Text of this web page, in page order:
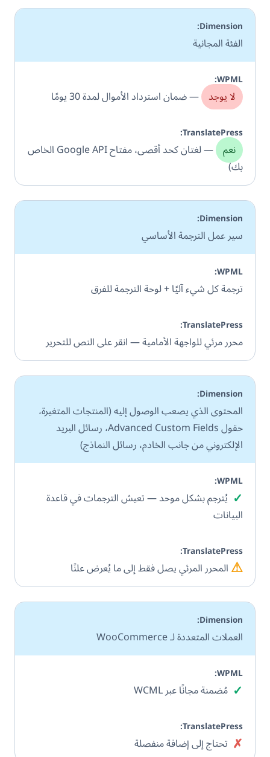
الفئة المجانية
لا يوجد — ضمان استرداد الأموال لمدة 30 يومًا
نعم
— لغتان كحد أقصى، مفتاح Google API الخاص
بك)
سير عمل الترجمة الأساسي
ترجمة كل شيء آليًا + لوحة الترجمة للفرق
محرر مرئي للواجهة الأمامية — انقر على النص للتحرير
المحتوى الذي يصعب الوصول إليه (المنتجات المتغيرة،
حقول Advanced Custom Fields، رسائل البريد
الإلكتروني من جانب الخادم، رسائل النماذج)
✓ نعم
يُترجم بشكل موحد — تعيش الترجمات في قاعدة
البيانات
⚠جزئي
المحرر المرئي يصل فقط إلى ما يُعرض علنًا
العملات المتعددة لـ WooCommerce
✓ نعم
مُضمنة مجانًا عبر WCML
✗ لاتحتاج إلى إضافة منفصلة